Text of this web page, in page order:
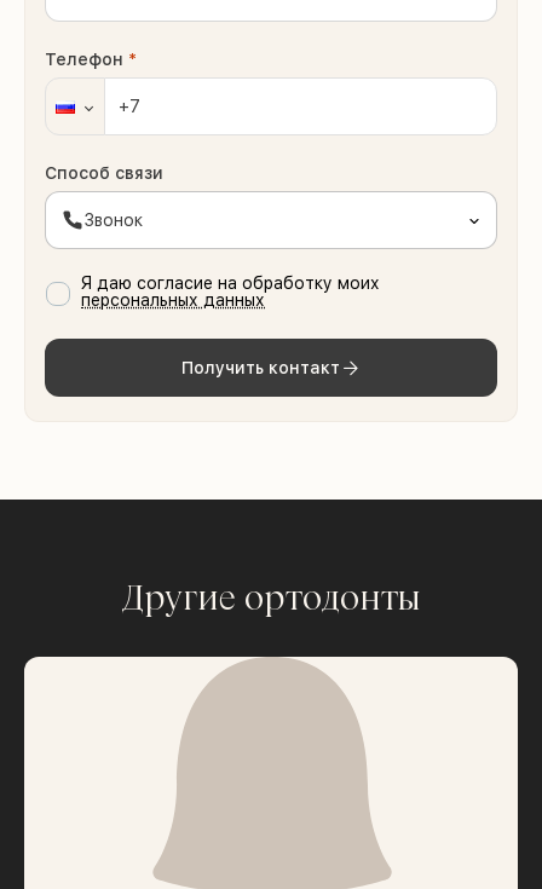
Телефон *
Способ связи
Звонок
Я даю согласие на обработку моих
персональных данных
Получить контакт
Другие ортодонты